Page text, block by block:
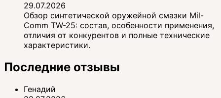
29.07.2026
Обзор синтетической оружейной смазки Mil-
Comm TW-25: состав, особенности применения,
отличия от конкурентов и полные технические
характеристики.
Последние отзывы
Генадий